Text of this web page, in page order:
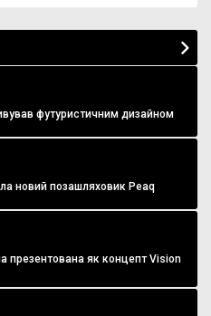
футуристичним дизайном
новий позашляховик Peaq
презентована як концепт Vision